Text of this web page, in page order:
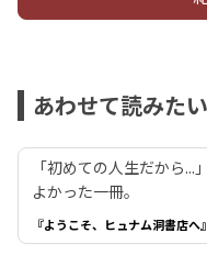
あわせて読みた
「初めての人生だから
よかった一冊。
『ようこそ、ヒュナム洞書店へ』